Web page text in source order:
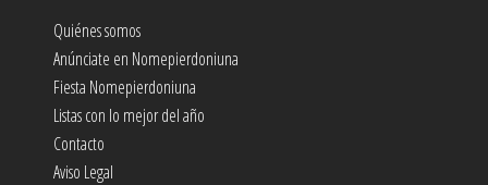
Quiénes somos
Anúnciate en Nomepierdoniuna
Fiesta Nomepierdoniuna
Listas con lo mejor del año
Contacto
Aviso Legal